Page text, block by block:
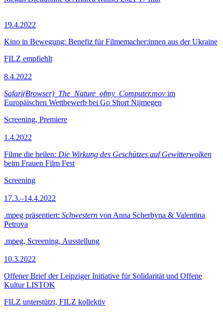
19.4.2022
Kino in Bewegung: Benefiz für Filmemacher:innen aus der Ukraine
FILZ empfiehlt
8.4.2022
Safari(Browser)_The_Nature_ofmy_Computer.mov im
Europäischen Wettbewerb bei Go Short Nijmegen
Screening, Premiere
1.4.2022
Filme die heilen: Die Wirkung des Geschützes auf Gewitterwolken
beim Frauen Film Fest
Screening
17.3.–14.4.2022
.mpeg präsentiert: Schwestern von Anna Scherbyna & Valentina
Petrova
.mpeg, Screening, Ausstellung
10.3.2022
Offener Brief der Leipziger Initiative für Solidarität und Offene
Kultur LISTOK
FILZ unterstützt, FILZ kollektiv